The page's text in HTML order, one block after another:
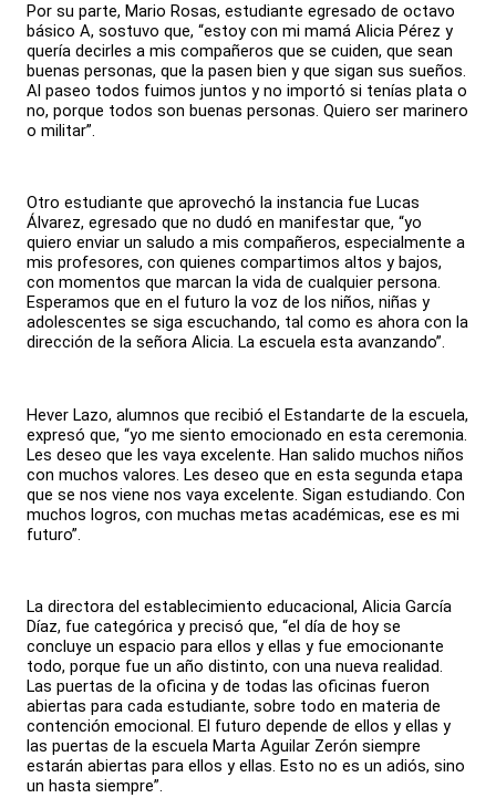
Por su parte, Mario Rosas, estudiante egresado de octavo
básico A, sostuvo que, “estoy con mi mamá Alicia Pérez y
quería decirles a mis compañeros que se cuiden, que sean
buenas personas, que la pasen bien y que sigan sus sueños.
Al paseo todos fuimos juntos y no importó si tenías plata o
no, porque todos son buenas personas. Quiero ser marinero
o militar”.
Otro estudiante que aprovechó la instancia fue Lucas
Álvarez, egresado que no dudó en manifestar que, “yo
quiero enviar un saludo a mis compañeros, especialmente a
mis profesores, con quienes compartimos altos y bajos,
con momentos que marcan la vida de cualquier persona.
Esperamos que en el futuro la voz de los niños, niñas y
adolescentes se siga escuchando, tal como es ahora con la
dirección de la señora Alicia. La escuela esta avanzando”.
Hever Lazo, alumnos que recibió el Estandarte de la escuela,
expresó que, “yo me siento emocionado en esta ceremonia.
Les deseo que les vaya excelente. Han salido muchos niños
con muchos valores. Les deseo que en esta segunda etapa
que se nos viene nos vaya excelente. Sigan estudiando. Con
muchos logros, con muchas metas académicas, ese es mi
futuro”.
La directora del establecimiento educacional, Alicia García
Díaz, fue categórica y precisó que, “el día de hoy se
concluye un espacio para ellos y ellas y fue emocionante
todo, porque fue un año distinto, con una nueva realidad.
Las puertas de la oficina y de todas las oficinas fueron
abiertas para cada estudiante, sobre todo en materia de
contención emocional. El futuro depende de ellos y ellas y
las puertas de la escuela Marta Aguilar Zerón siempre
estarán abiertas para ellos y ellas. Esto no es un adiós, sino
un hasta siempre”.